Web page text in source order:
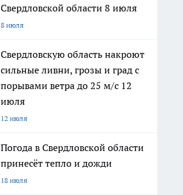
Свердловской области 8 июля
8 июля
Свердловскую область накроют
сильные ливни, грозы и град с
порывами ветра до 25 м/с 12
июля
12 июля
Погода в Свердловской области
принесёт тепло и дожди
18 июля